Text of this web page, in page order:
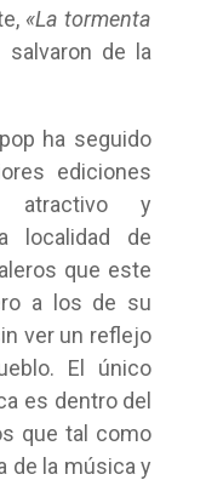
«La tormenta
salvaron de la
ha seguido
ediciones
atractivo y
localidad de
que este
a los de su
ver un reflejo
El único
es dentro del
que tal como
de la música y